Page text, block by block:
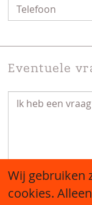
Eventuele
Wij gebruiken
cookies.